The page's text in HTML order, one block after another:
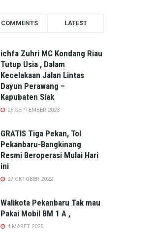
COMMENTS LATEST
ichfa Zuhri MC Kondang Riau
Tutup Usia , Dalam
Kecelakaan Jalan Lintas
Dayun Perawang –
Kapubaten Siak
26 SEPTEMBER 2023
GRATIS Tiga Pekan, Tol
Pekanbaru-Bangkinang
Resmi Beroperasi Mulai Hari
ini
27 OKTOBER 2022
Walikota Pekanbaru Tak mau
Pakai Mobil BM 1 A ,
4 MARET 2025